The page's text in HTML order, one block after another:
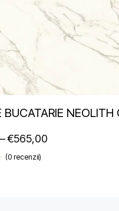
BUCATARIE
–€565,00
(0 recenzii)